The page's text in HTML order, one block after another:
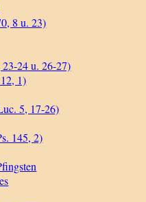
8 u. 23)
24 u. 26-27)
1)
5, 17-26)
145, 2)